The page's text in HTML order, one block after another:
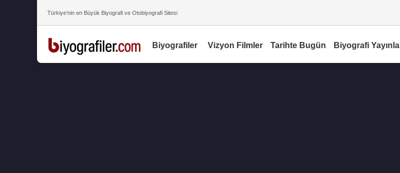
Türkiye’nin en Büyük Biyografi ve Otobiyografi Sitesi
Biyografiler Vizyon Filmler Tarihte Bugün Biyografi Yayınla